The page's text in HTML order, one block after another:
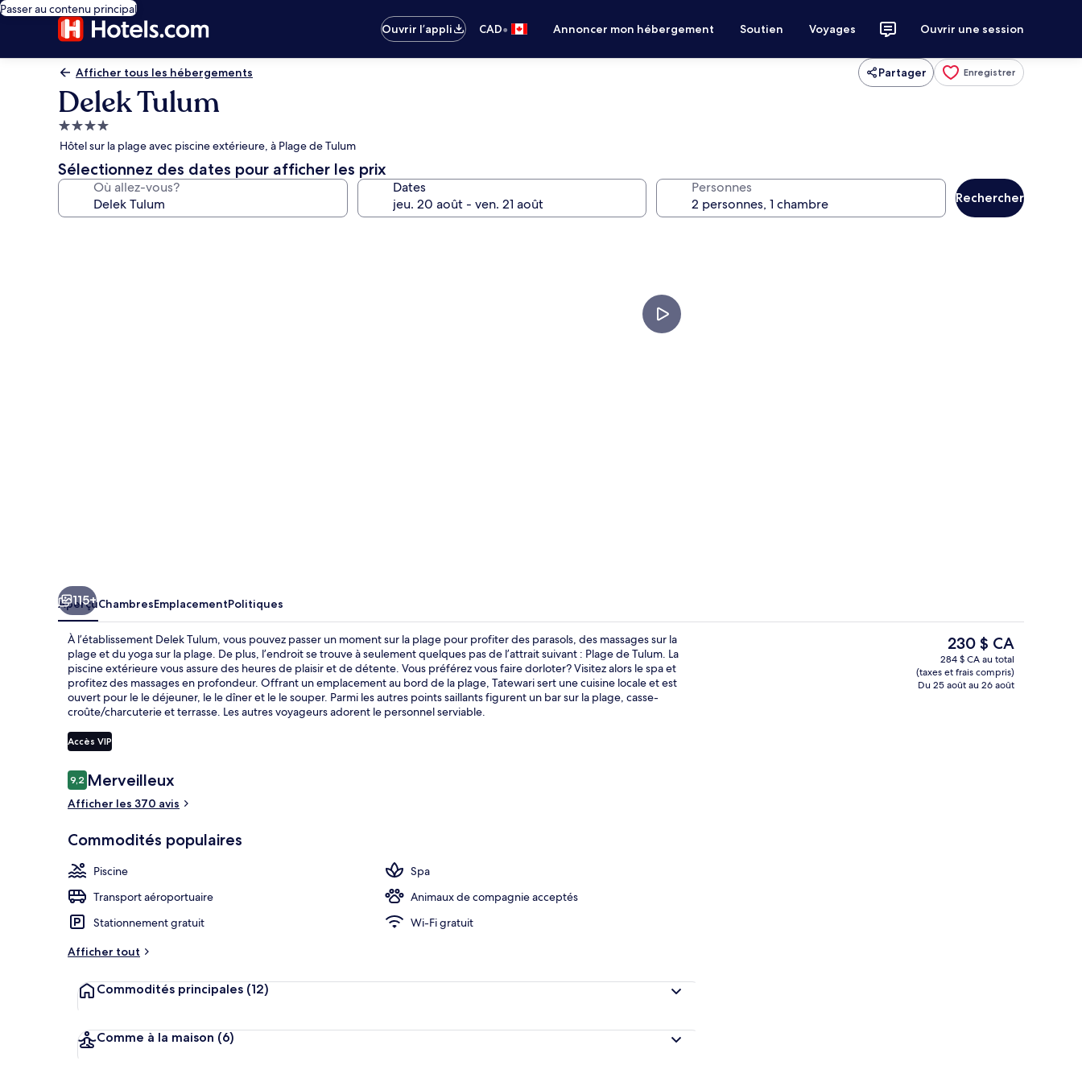
Passer au contenu principal
Ouvrir l’appli
CAD• Annoncer mon hébergement Soutien Voyages Ouvrir une session
Afficher tous les hébergements Partager Enregistrer
Delek Tulum
Hébergement
4.0 étoiles
Hôtel sur la plage avec piscine extérieure, à Plage de Tulum
Sélectionnez des dates pour afficher les prix
Où allez-vous? Dates Personnes
Rechercher
Piscine extérieure, accès possible de 8 h à 20 h, chaises longuesMaster Suite Oceanfront Beach
115+
AperçuChambresEmplacementPolitiques
À l’établissement Delek Tulum, vous pouvez passer un moment sur la plage pour profiter des parasols, des massages sur la
plage et du yoga sur la plage. De plus, l’endroit se trouve à seulement quelques pas de l’attrait suivant : Plage de Tulum. La
piscine extérieure vous assure des heures de plaisir et de détente. Vous préférez vous faire dorloter? Visitez alors le spa et
profitez des massages en profondeur. Offrant un emplacement au bord de la plage, Tatewari sert une cuisine locale et est
ouvert pour le le déjeuner, le le dîner et le le souper. Parmi les autres points saillants figurent un bar sur la plage, casse-
croûte/charcuterie et terrasse. Les autres voyageurs adorent le personnel serviable.
Accès VIP
Avis
9,29,2 sur 10 –
Merveilleux
Afficher les 370 avis
Commodités populaires
Piscine
Spa
Transport aéroportuaire
Animaux de compagnie acceptés
Stationnement gratuit
Wi-Fi gratuit
Afficher tout
Commodités principales (12)
Comme à la maison (6)
Le
prix
actuel
est
230 $ CA
284 $ CA au total
(taxes et frais compris)
Du 25 août au 26 août